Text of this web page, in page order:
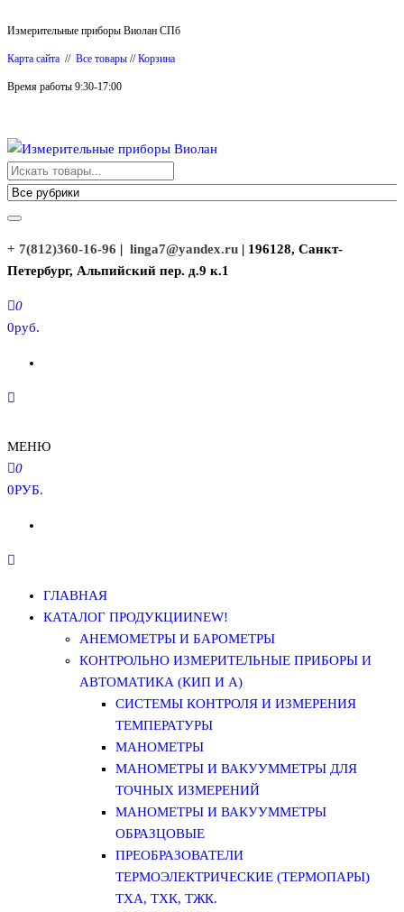
к
содержимому
Измерительные приборы Виолан СПб
Карта сайта // Все товары //Корзина
Время работы 9:30-17:00
Измерительные приборы Виолан
+ 7(812)360-16-96 | linga7@yandex.ru | 196128, Санкт-
Петербург, Альпийский пер. д.9 к.1
0
0руб.
МЕНЮ
0
0РУБ.
ГЛАВНАЯ
КАТАЛОГ ПРОДУКЦИИNEW!
АНЕМОМЕТРЫ И БАРОМЕТРЫ
КОНТРОЛЬНО ИЗМЕРИТЕЛЬНЫЕ ПРИБОРЫ И
АВТОМАТИКА (КИП И А)
СИСТЕМЫ КОНТРОЛЯ И ИЗМЕРЕНИЯ
ТЕМПЕРАТУРЫ
МАНОМЕТРЫ
МАНОМЕТРЫ И ВАКУУММЕТРЫ ДЛЯ
ТОЧНЫХ ИЗМЕРЕНИЙ
МАНОМЕТРЫ И ВАКУУММЕТРЫ
ОБРАЗЦОВЫЕ
ПРЕОБРАЗОВАТЕЛИ
ТЕРМОЭЛЕКТРИЧЕСКИЕ (ТЕРМОПАРЫ)
ТХА, ТХК, ТЖК.